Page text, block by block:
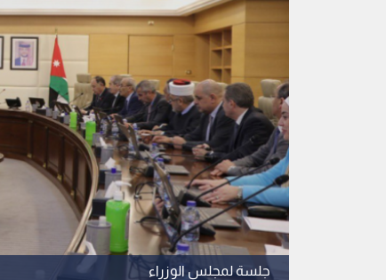
جلسة لمجلس الوزراء